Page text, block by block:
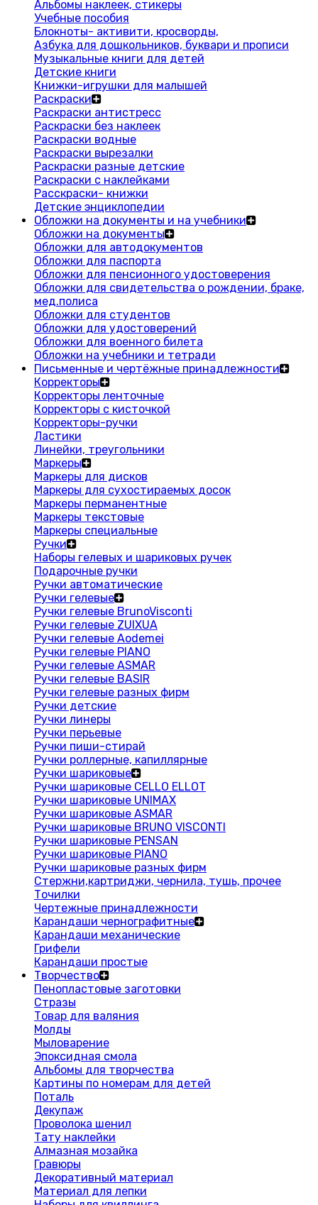
Альбомы наклеек, стикеры
Учебные пособия
Блокноты- активити, кросворды,
Азбука для дошкольников, буквари и прописи
Музыкальные книги для детей
Детские книги
Книжки-игрушки для малышей
Раскраски
Раскраски антистресс
Раскраски без наклеек
Раскраски водные
Раскраски вырезалки
Раскраски разные детские
Раскраски с наклейками
Расскраски- книжки
Детские энциклопедии
Обложки на документы и на учебники
Обложки на документы
Обложки для автодокументов
Обложки для паспорта
Обложки для пенсионного удостоверения
Обложки для свидетельства о рождении, браке,
мед.полиса
Обложки для студентов
Обложки для удостоверений
Обложки для военного билета
Обложки на учебники и тетради
Письменные и чертёжные принадлежности
Корректоры
Корректоры ленточные
Корректоры с кисточкой
Корректоры-ручки
Ластики
Линейки, треугольники
Маркеры
Маркеры для дисков
Маркеры для сухостираемых досок
Маркеры перманентные
Маркеры текстовые
Маркеры специальные
Ручки
Наборы гелевых и шариковых ручек
Подарочные ручки
Ручки автоматические
Ручки гелевые
Ручки гелевые BrunoVisconti
Ручки гелевые ZUIXUA
Ручки гелевые Aodemei
Ручки гелевые PIANO
Ручки гелевые ASMAR
Ручки гелевые BASIR
Ручки гелевые разных фирм
Ручки детские
Ручки линеры
Ручки перьевые
Ручки пиши-стирай
Ручки роллерные, капиллярные
Ручки шариковые
Ручки шариковые CELLO ELLOT
Ручки шариковые UNIMAX
Ручки шариковые ASMAR
Ручки шариковые BRUNO VISCONTI
Ручки шариковые PENSAN
Ручки шариковые PIANO
Ручки шариковые разных фирм
Стержни,картриджи, чернила, тушь, прочее
Точилки
Чертежные принадлежности
Карандаши чернографитные
Карандаши механические
Грифели
Карандаши простые
Творчество
Пенопластовые заготовки
Стразы
Товар для валяния
Молды
Мыловарение
Эпоксидная смола
Альбомы для творчества
Картины по номерам для детей
Поталь
Декупаж
Проволока шенил
Тату наклейки
Алмазная мозайка
Гравюры
Декоративный материал
Материал для лепки